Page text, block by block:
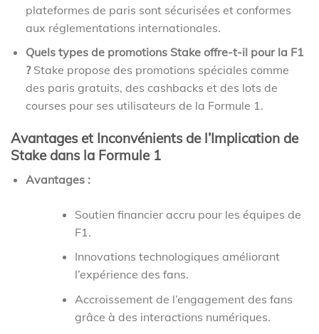
plateformes de paris sont sécurisées et conformes
aux réglementations internationales.
Quels types de promotions Stake offre-t-il pour la F1
?Stake propose des promotions spéciales comme
des paris gratuits, des cashbacks et des lots de
courses pour ses utilisateurs de la Formule 1.
Avantages et Inconvénients de l’Implication de
Stake dans la Formule 1
Avantages :
Soutien financier accru pour les équipes de
F1.
Innovations technologiques améliorant
l’expérience des fans.
Accroissement de l’engagement des fans
grâce à des interactions numériques.